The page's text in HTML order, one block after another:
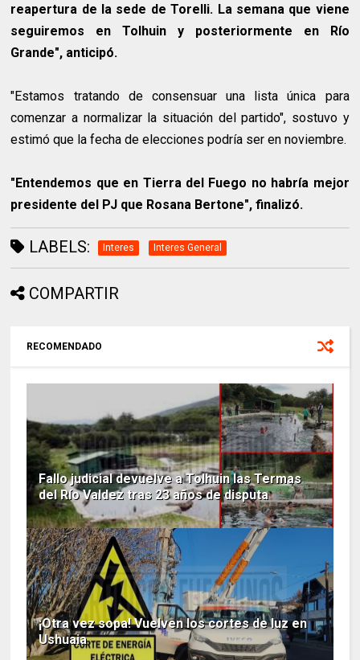
reapertura de la sede de Torelli. La semana que viene
seguiremos en Tolhuin y posteriormente en Río
Grande", anticipó.
"Estamos tratando de consensuar una lista única para
comenzar a normalizar la situación del partido", sostuvo y
estimó que la fecha de elecciones podría ser en noviembre.
"Entendemos que en Tierra del Fuego no habría mejor
presidente del PJ que Rosana Bertone", finalizó.
LABELS: Interes Interes General
COMPARTIR
RECOMENDADO
Fallo judicial devuelve a Tolhuin las Termas
del Río Valdez tras 23 años de disputa
¡Otra vez sopa! Vuelven los cortes de luz en
Ushuaia